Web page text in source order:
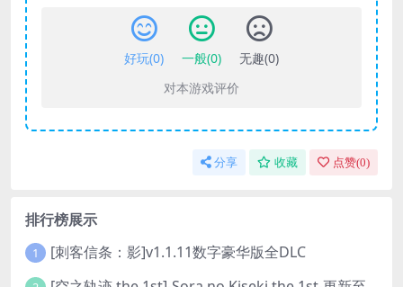
好玩(0) 一般(0) 无趣(0)
对本游戏评价
分享 收藏 点赞(0)
排行榜展示
1 [刺客信条：影]v1.1.11数字豪华版全DLC